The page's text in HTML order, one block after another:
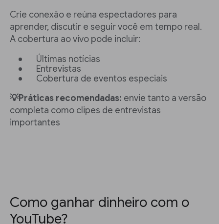
Crie conexão e reúna espectadores para
aprender, discutir e seguir você em tempo real.
A cobertura ao vivo pode incluir:
Últimas notícias
Entrevistas
Cobertura de eventos especiais
💡Práticas recomendadas: envie tanto a versão
completa como clipes de entrevistas
importantes
Como ganhar dinheiro com o
YouTube?